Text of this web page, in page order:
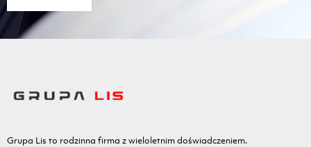
Grupa Lis to rodzinna firma z wieloletnim doświadczeniem.